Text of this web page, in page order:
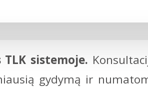
sistemoje.
gydymą ir